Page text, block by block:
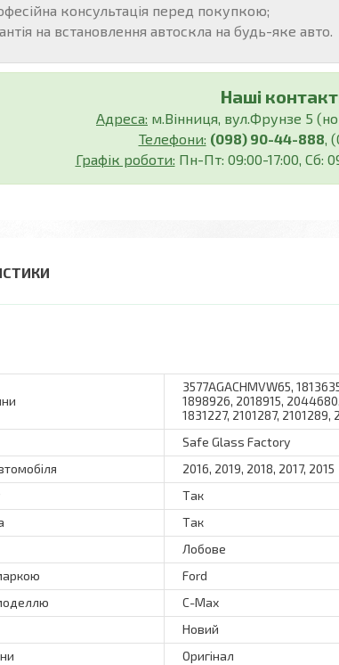
консультація перед покупкою;
на встановлення автоскла на будь-яке авто.
Наші
Адреса: м.Вінниця, вул.Фрунзе 5
Телефони: (098) 90-44-888,
Графік роботи: Пн-Пт: 09:00-17:00, Сб:
3577AGACHMVW65,
1898926, 2018915,
1831227, 2101287, 2101289,
Safe Glass Factory
2016, 2019, 2018, 2017, 2015
Так
Так
Лобове
Ford
C-Max
Новий
Оригінал